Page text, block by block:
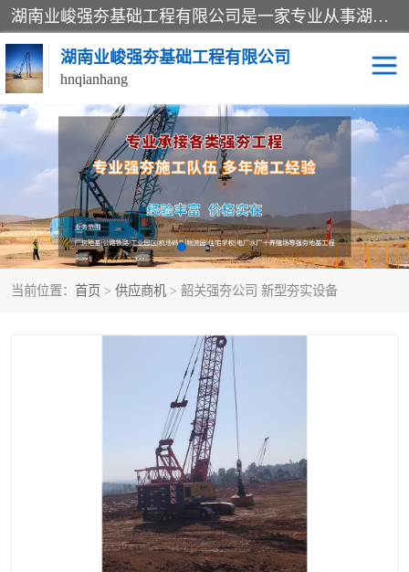
湖南业峻强夯基础工程有限公司是一家专业从事湖南强夯基础工程、强夯机租赁，地基处理的施工单位。业务覆盖：湖南、广东，江西等地。可承接1000KN.m-25000KN.m强夯（置换）工程。公司创始人是国内较早期从事强夯施工的建设者，经过多年的一步一个脚印的发展，在行业内具有较高的度和良好的口碑。
湖南业峻强夯基础工程有限公司
hnqianhang
当前位置： 首页 > 供应商机 > 韶关强夯公司 新型夯实设备
强夯施工案例 强夯机租赁
强夯施工工程 强夯施工队伍
强夯队伍